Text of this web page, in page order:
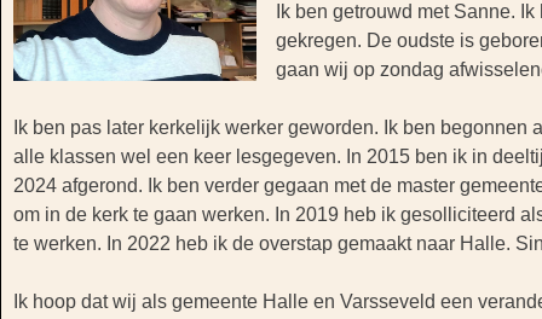
Ik ben getrouwd met Sanne.
gekregen. De oudste is
gaan wij op zondag
Ik ben pas later kerkelijk werker geworden. Ik ben
alle klassen wel een keer lesgegeven. In 2015 ben ik in
2024 afgerond. Ik ben verder gegaan met de master
om in de kerk te gaan werken. In 2019 heb ik gesolliciteerd
te werken. In 2022 heb ik de overstap gemaakt naar Halle.
Ik hoop dat wij als gemeente Halle en Varsseveld een